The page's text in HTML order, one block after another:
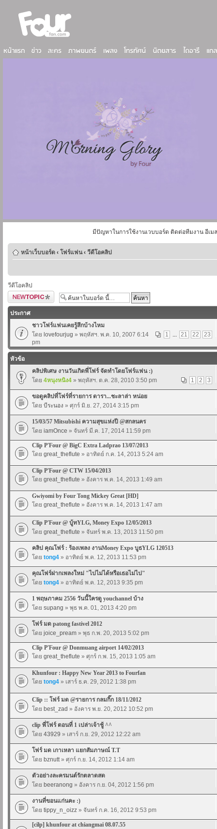
มีปัญหาในการใช้งานเวบบอร์ด ติดต่อทีมงาน อีเม
หน้าเว็บบอร์ด ‹ โฟร์แฟน ‹ วีดีโอคลิป
วีดีโอคลิป
ตั้งกระทู้ใหม่
ประกาศ
ชาวโฟร์แฟนเคยรู้สึกบ้างไหม
1
... 21 22 23
โดย lovefourjug » พฤหัสฯ. พ.ค. 10, 2007 6:14
pm
หัวข้อ
คลิปพิเศษ งานวันเกิดพี่โฟร์ จัดทำโดยโฟร์แฟน :)
1
2 3
โดย 4หนุงหนิง4 » พฤหัสฯ. ต.ค. 28, 2010 3:50 pm
ขอดูคลิปที่โฟร์ที่รายการ ดารา...ชะลาล่า หน่อย
โดย บีระนอง » ศุกร์ มิ.ย. 27, 2014 3:15 pm
15/03/57 Mitsubishi ความสุขแห่งปี @สกลนคร
โดย iamOnce » จันทร์ มี.ค. 17, 2014 11:59 pm
Clip P'Four @ BigC Extra Ladprao 13/07/2013
โดย great_theflute » อาทิตย์ ก.ค. 14, 2013 5:24 am
Clip P'Four @ CTW 15/04/2013
โดย great_theflute » อังคาร พ.ค. 14, 2013 1:49 am
Gwiyomi by Four Tong Mickey Great [HD]
โดย great_theflute » อังคาร พ.ค. 14, 2013 1:47 am
Clip P'Four @ บู้ทYLG, Money Expo 12/05/2013
โดย great_theflute » จันทร์ พ.ค. 13, 2013 11:50 pm
คลิป คุณโฟร์ : ร้องเพลง งานMoney Expo บูธYLG 120513
โดย tong4 » อาทิตย์ พ.ค. 12, 2013 11:53 pm
คุณโฟร์ฝากเพลงใหม่ "ไปไม่ได้หรือเธอไม่ไป"
โดย tong4 » อาทิตย์ พ.ค. 12, 2013 9:35 pm
1 พฤษภาคม 2556 วันนี้ใครดู youchannel บ้าง
โดย supang » พุธ พ.ค. 01, 2013 4:20 pm
โฟร์ มด patong fastivel 2012
โดย joice_pream » พุธ ก.พ. 20, 2013 5:02 pm
Clip P'Four @ Donmuang airport 14/02/2013
โดย great_theflute » ศุกร์ ก.พ. 15, 2013 1:05 am
Khunfour : Happy New Year 2013 to Fourfan
โดย tong4 » เสาร์ ธ.ค. 29, 2012 1:38 pm
Clip :: โฟร์ มด @รายการ กลมกิ๊ก 18/11/2012
โดย best_zad » อังคาร พ.ย. 20, 2012 10:52 pm
clip พี่โฟร์ ตอนที่ 1 เปล่าเจ้าชู้ ^^
โดย 43929 » เสาร์ ก.ย. 29, 2012 12:22 am
โฟร์ มด เกาเหลา แยกสัมภาษณ์ T.T
โดย bznutt» ศุกร์ ก.ย. 14, 2012 1:14 am
ตัวอย่างละครมนต์รักตลาดสด
โดย beeranong » อังคาร ก.ย. 04, 2012 1:56 pm
งานที่ขอนแก่นคะ :)
โดย tippy_n_oizz » จันทร์ ก.ค. 16, 2012 9:53 pm
[cilp] khunfour at chiangmai 08.07.55